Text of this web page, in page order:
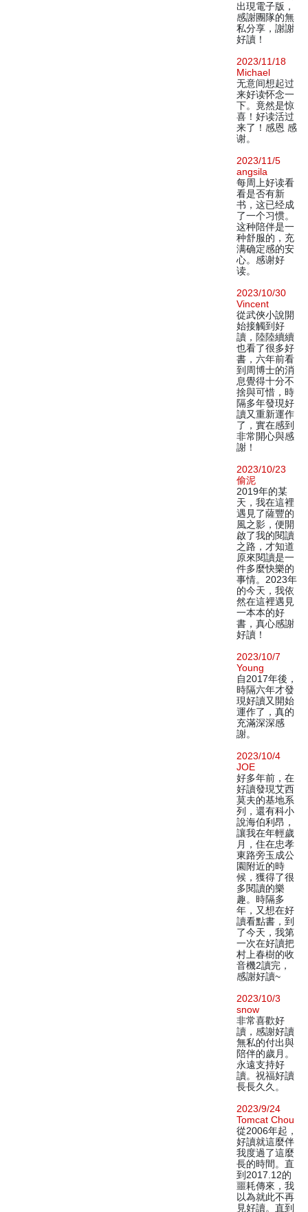
出現電子版，
感謝團隊的無
私分享，謝謝
好讀！
2023/11/18
Michael
无意间想起过
来好读怀念一
下。竟然是惊
喜！好读活过
来了！感恩 感
谢。
2023/11/5
angsila
每周上好读看
看是否有新
书，这已经成
了一个习惯。
这种陪伴是一
种舒服的，充
满确定感的安
心。感谢好
读。
2023/10/30
Vincent
從武俠小說開
始接觸到好
讀，陸陸續續
也看了很多好
書，六年前看
到周博士的消
息覺得十分不
捨與可惜，時
隔多年發現好
讀又重新運作
了，實在感到
非常開心與感
謝！
2023/10/23
偷泥
2019年的某
天，我在這裡
遇見了薩豐的
風之影，便開
啟了我的閱讀
之路，才知道
原來閱讀是一
件多麼快樂的
事情。2023年
的今天，我依
然在這裡遇見
一本本的好
書，真心感謝
好讀！
2023/10/7
Young
自2017年後，
時隔六年才發
現好讀又開始
運作了，真的
充滿深深感
謝。
2023/10/4
JOE
好多年前，在
好讀發現艾西
莫夫的基地系
列，還有科小
說海伯利昂，
讓我在年輕歲
月，住在忠孝
東路旁玉成公
園附近的時
候，獲得了很
多閱讀的樂
趣。時隔多
年，又想在好
讀看點書，到
了今天，我第
一次在好讀把
村上春樹的收
音機2讀完，
感謝好讀~
2023/10/3
snow
非常喜歡好
讀，感謝好讀
無私的付出與
陪伴的歲月。
永遠支持好
讀。祝福好讀
長長久久。
2023/9/24
Tomcat Chou
從2006年起，
好讀就這麼伴
我度過了這麼
長的時間。直
到2017.12的
噩耗傳來，我
以為就此不再
見好讀。直到